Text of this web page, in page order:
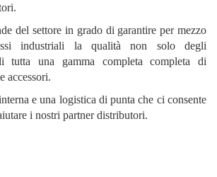
del settore in grado di garantire per mezzo
industriali la qualità non solo degli
tutta una gamma completa completa di
accessori.
e una logistica di punta che ci consente
i nostri partner distributori.